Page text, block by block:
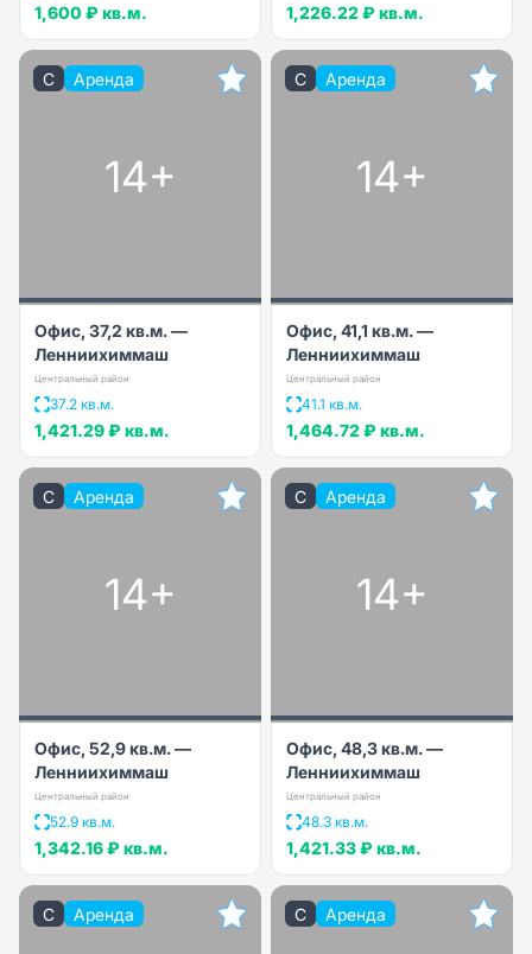
1,600 ₽ кв.м. 1,226.22 ₽ кв.м.
C Аренда
14+
Офис, 37,2 кв.м. —
Ленниихиммаш
Центральный район
37.2 кв.м.
1,421.29 ₽ кв.м.
C Аренда
14+
Офис, 41,1 кв.м. —
Ленниихиммаш
Центральный район
41.1 кв.м.
1,464.72 ₽ кв.м.
C Аренда
14+
Офис, 52,9 кв.м. —
Ленниихиммаш
Центральный район
52.9 кв.м.
1,342.16 ₽ кв.м.
C Аренда
14+
Офис, 48,3 кв.м. —
Ленниихиммаш
Центральный район
48.3 кв.м.
1,421.33 ₽ кв.м.
C Аренда C Аренда